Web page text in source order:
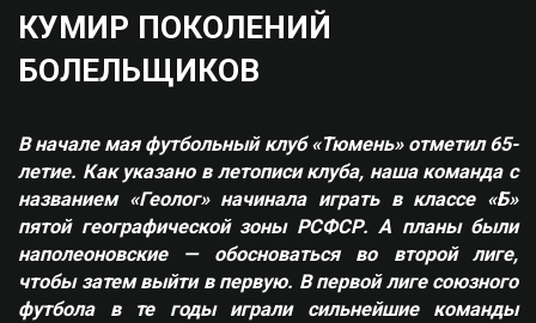
КУМИР ПОКОЛЕНИЙ
БОЛЕЛЬЩИКОВ
В начале мая футбольный клуб «Тюмень» отметил 65-
летие. Как указано в летописи клуба, наша команда с
названием «Геолог» начинала играть в классе «Б»
пятой географической зоны РСФСР. А планы были
наполеоновские — обосноваться во второй лиге,
чтобы затем выйти в первую. В первой лиге союзного
футбола в те годы играли сильнейшие команды